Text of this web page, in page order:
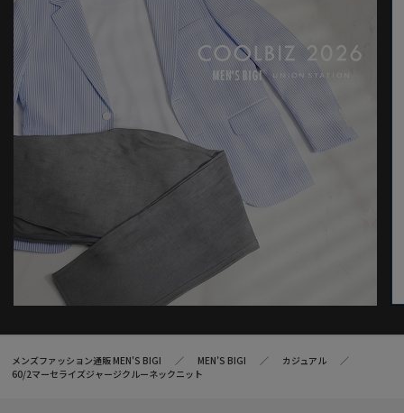
メンズファッション通販 MEN'S BIGI MEN’S BIGI
カジュアル
60/2マーセライズジャージクルーネックニット